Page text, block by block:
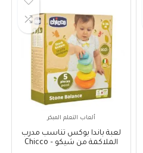
ألعاب التعلم المبكر
لعبة باندا بوكس تناسب مدرب
الملاكمة من شيكو – Chicco